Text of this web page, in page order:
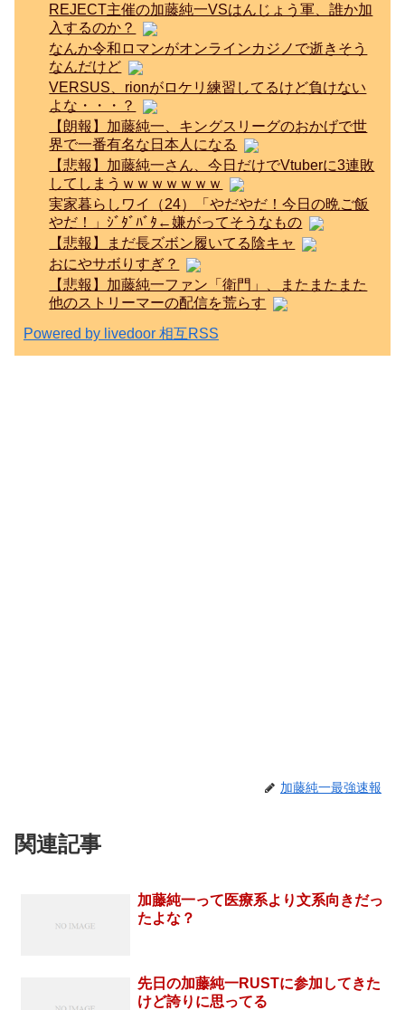
REJECT主催の加藤純一VSはんじょう軍、誰か加
入するのか？
なんか令和ロマンがオンラインカジノで逝きそう
なんだけど
VERSUS、rionがロケリ練習してるけど負けない
よな・・・？
【朗報】加藤純一、キングスリーグのおかげで世
界で一番有名な日本人になる
【悲報】加藤純一さん、今日だけでVtuberに3連敗
してしまうｗｗｗｗｗｗｗ
実家暮らしワイ（24）「やだやだ！今日の晩ご飯
やだ！」ｼﾞﾀﾞﾊﾞﾀ←嫌がってそうなもの
【悲報】まだ長ズボン履いてる陰キャ
おにやサボりすぎ？
【悲報】加藤純一ファン「衛門」、またまたまた
他のストリーマーの配信を荒らす
Powered by livedoor 相互RSS
加藤純一最強速報
関連記事
加藤純一って医療系より文系向きだっ
たよな？
先日の加藤純一RUSTに参加してきた
けど誇りに思ってる